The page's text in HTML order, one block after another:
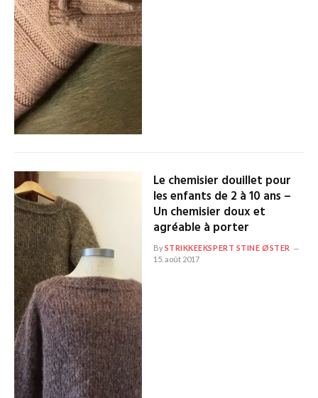
Le chemisier douillet pour
les enfants de 2 à 10 ans –
Un chemisier doux et
agréable à porter
BySTRIKKEEKSPERT STINE ØSTER
15. août 2017